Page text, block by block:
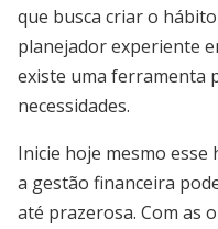
que busca criar o
planejador experiente
existe uma ferramenta
necessidades.
Inicie hoje mesmo
a gestão financeira
até prazerosa. Com as